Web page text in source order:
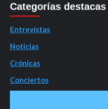
Categorías destacas
Entrevistas
Noticias
Crónicas
Conciertos